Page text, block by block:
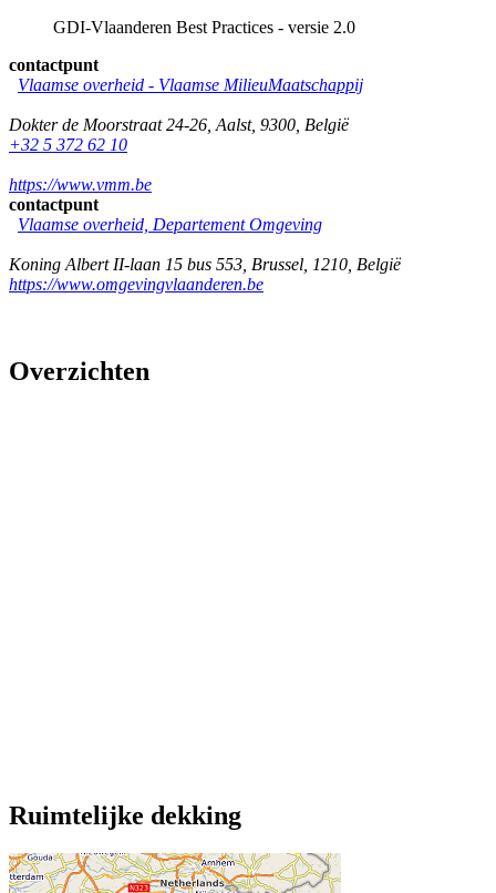
GDI-Vlaanderen Best Practices - versie 2.0
contactpunt
Vlaamse overheid - Vlaamse MilieuMaatschappij
Dokter de Moorstraat 24-26 Aalst, 9300 België
+32 5 372 62 10
https://www.vmm.be
contactpunt
Vlaamse overheid, Departement Omgeving
Koning Albert II-laan 15 bus 553 Brussel 1210 België
https://www.omgevingvlaanderen.be
Overzichten
Ruimtelijke dekking